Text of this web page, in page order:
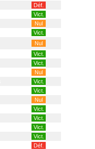
Déf.
Vict.
Nul
Vict.
Nul
Vict.
Vict.
Nul
Vict.
Vict.
Nul
Vict.
Vict.
Vict.
Vict.
Déf.